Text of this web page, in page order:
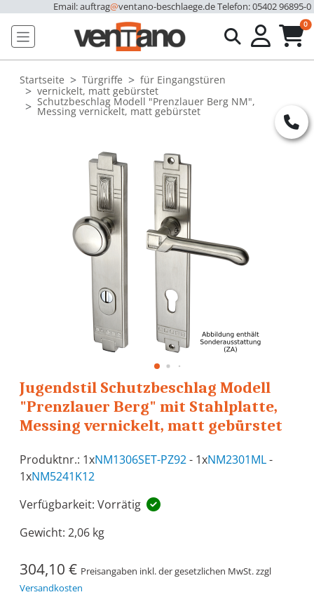
Email: auftrag@ventano-beschlaege.deTelefon: 05402 96895-0
0
Startseite Türgriffe
für Eingangstüren
vernickelt, matt gebürstet
Schutzbeschlag Modell "Prenzlauer Berg NM",
Messing vernickelt, matt gebürstet
Jugendstil Schutzbeschlag Modell
"Prenzlauer Berg" mit Stahlplatte,
Messing vernickelt, matt gebürstet
Produktnr.: 1xNM1306SET-PZ92- 1xNM2301ML-
1xNM5241K12
Verfügbarkeit: Vorrätig
Gewicht: 2,06 kg
304,10 € Preisangaben inkl. der gesetzlichen MwSt. zzgl
Versandkosten